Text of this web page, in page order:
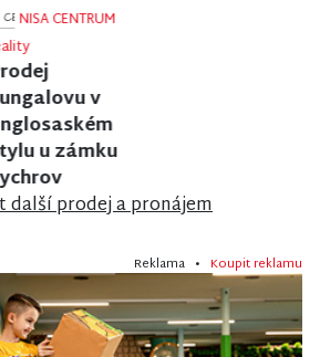
NISA CENTRUM
reality
Prodej
rodinného
domu ve
Frýdlantu
další prodej a pronájem
Reklama • Koupit reklamu